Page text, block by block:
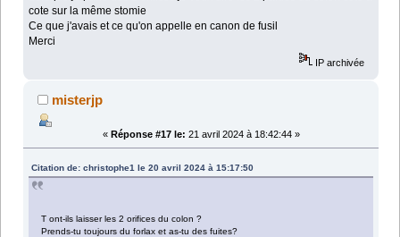
cote sur la même stomie
Ce que j'avais et ce qu'on appelle en canon de fusil
Merci
IP archivée
misterjp
« Réponse #17 le: 21 avril 2024 à 18:42:44 »
Citation de: christophe1 le 20 avril 2024 à 15:17:50
T ont-ils laisser les 2 orifices du colon ?
Prends-tu toujours du forlax et as-tu des fuites?